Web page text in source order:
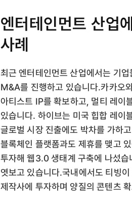
엔터테인먼트 산업
사례
최근 엔터테인먼트 산업에서는 기
M&A를 진행하고 있습니다.카카오
아티스트 IP를 확보하고, 멀티 레이
있습니다. 하이브는 미국 힙합 레이
글로벌 시장 진출에도 박차를 가하
블록체인 플랫폼과도 제휴를 맺고
투자해 웹3.0 생태계 구축에 나섰
엿보고 있습니다.국내에서도 티빙
제작사에 투자하며 양질의 콘텐츠